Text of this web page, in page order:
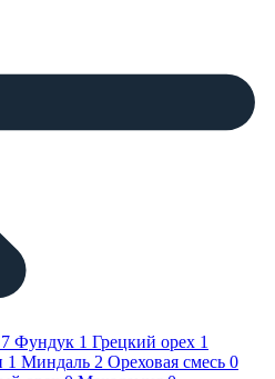
7 Фундук 1 Грецкий орех 1
1 Миндаль 2 Ореховая смесь 0